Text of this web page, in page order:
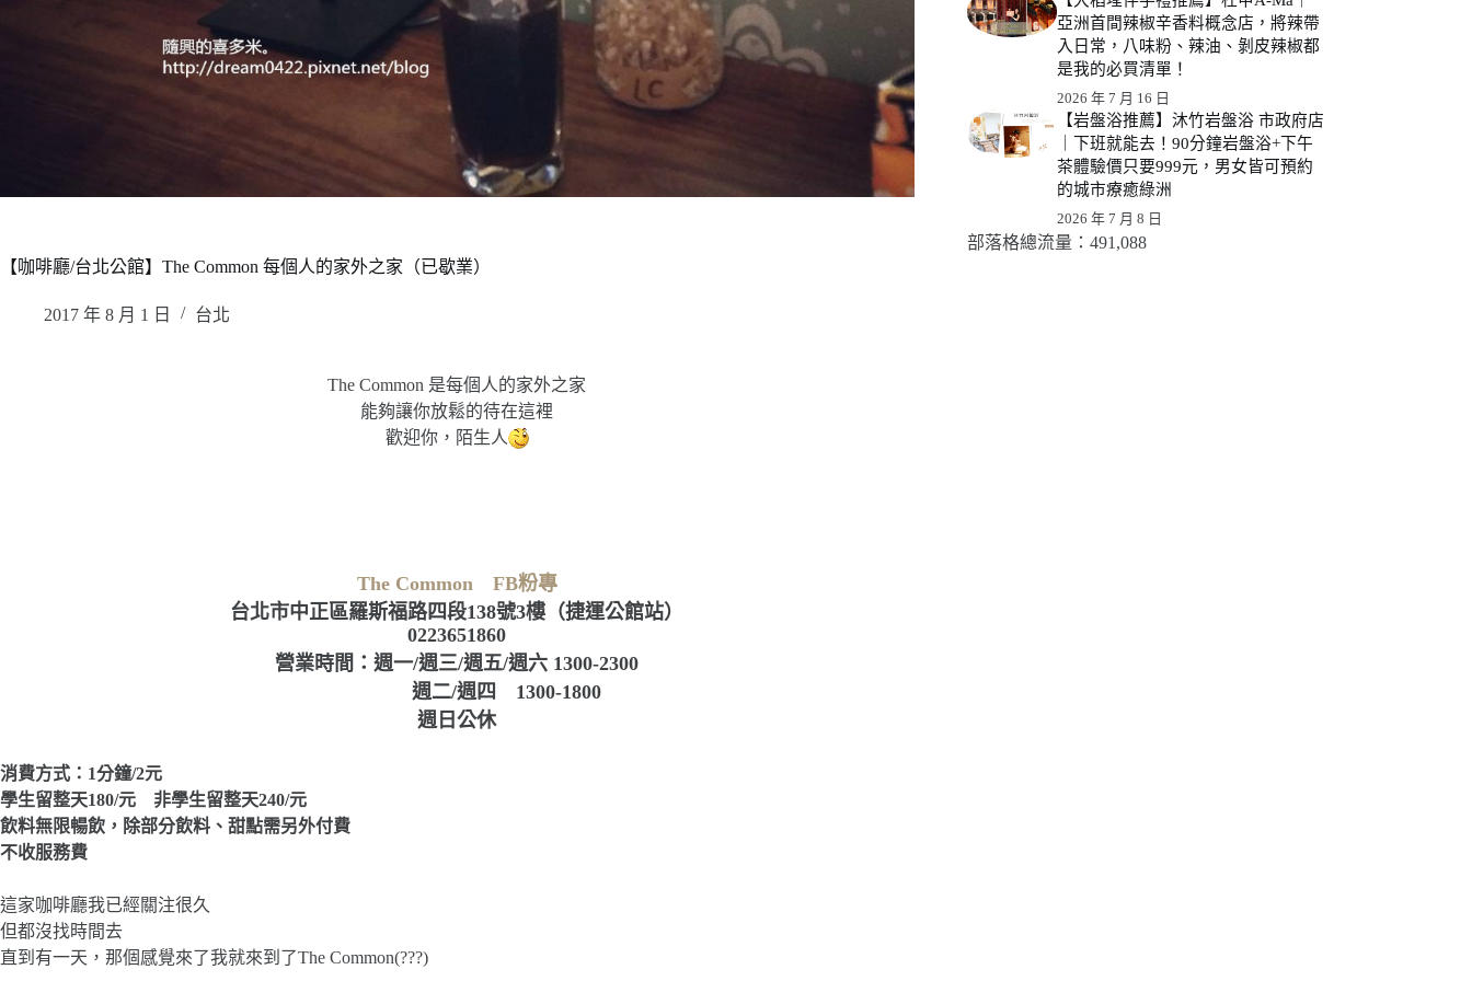
【咖啡廳/台北公館】The Common 每個人的家外之家（已歇業）
2017 年 8 月 1 日 台北
The Common 是每個人的家外之家
能夠讓你放鬆的待在這裡
歡迎你，陌生人
The Common FB粉專
台北市中正區羅斯福路四段138號3樓（捷運公館站）
0223651860
營業時間：週一/週三/週五/週六 1300-2300
週二/週四 1300-1800
週日公休
消費方式：1分鐘/2元
學生留整天180/元 非學生留整天240/元
飲料無限暢飲，除部分飲料、甜點需另外付費
不收服務費
這家咖啡廳我已經關注很久
但都沒找時間去
直到有一天，那個感覺來了我就來到了The Common(???)
亞洲首間辣椒辛香料概念店，將辣帶
入日常，八味粉、辣油、剝皮辣椒都
是我的必買清單！
2026 年 7 月 16 日
【岩盤浴推薦】沐竹岩盤浴 市政府店
｜下班就能去！90分鐘岩盤浴+下午
茶體驗價只要999元，男女皆可預約
的城市療癒綠洲
2026 年 7 月 8 日
部落格總流量：​491,088